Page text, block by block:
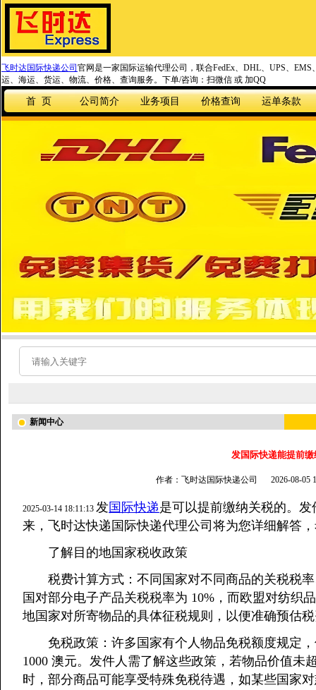
飞时达国际快递公司 官网是一家国际运输代理公司，联合FedEx、DHL、UPS、
运、海运、货运、物流、价格、查询服务。下单/咨询：扫微信 或 加QQ
首 页 公司简介 业务项目 价格查询 运单条款
新闻中心
发国际快递能提前
作者：飞时达国际快递公司 2026-08-05
2025-03-14 18:11:13 发国际快递是可以提前缴纳关税的。
来，飞时达快递国际快递代理公司将为您详细解答
了解目的地国家税收政策
税费计算方式：不同国家对不同商品的关税税率
国对部分电子产品关税税率为 10%，而欧盟对纺织
地国家对所寄物品的具体征税规则，以便准确预估
免税政策：许多国家有个人物品免税额度规定，
1000 澳元。发件人需了解这些政策，若物品价值未
时，部分商品可能享受特殊免税待遇，如某些国家